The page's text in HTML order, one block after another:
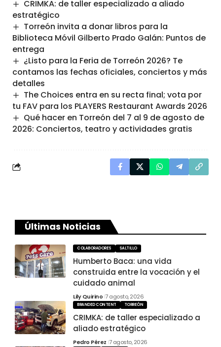
CRIMKA: de taller especializado a aliado
estratégico
Torreón invita a donar libros para la
Biblioteca Móvil Gilberto Prado Galán: Puntos de
entrega
¿Listo para la Feria de Torreón 2026? Te
contamos las fechas oficiales, conciertos y más
detalles
The Choices entra en su recta final; vota por
tu FAV para los PLAYERS Restaurant Awards 2026
Qué hacer en Torreón del 7 al 9 de agosto de
2026: Conciertos, teatro y actividades gratis
Últimas Noticias
COLABORADORES SALTILLO
Humberto Baca: una vida
construida entre la vocación y el
cuidado animal
Lily Quirino 7 agosto, 2026
BRANDED CONTENT TORREÓN
CRIMKA: de taller especializado a
aliado estratégico
Pedro Pérez 7 agosto, 2026